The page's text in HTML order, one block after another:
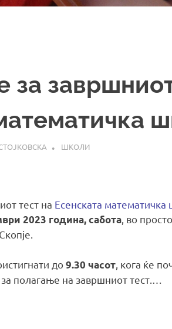
за
ШКОЛИ
тест на Есенската
2023 година, сабота, во
до9.30 часот , кога ќе
полагање на завршниот тест.…